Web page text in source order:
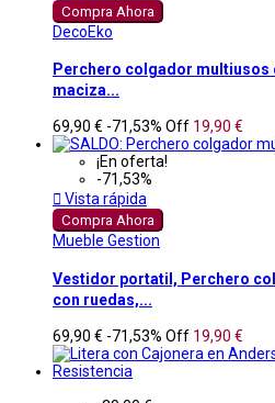
Compra Ahora
DecoEko
Perchero colgador
maciza...
69,90 € -71,53% Off 19,90 €
¡En oferta!
-71,53%
 Vista rápida
Compra Ahora
Mueble Gestion
Vestidor portatil, Perchero
con ruedas,...
69,90 € -71,53% Off 19,90 €